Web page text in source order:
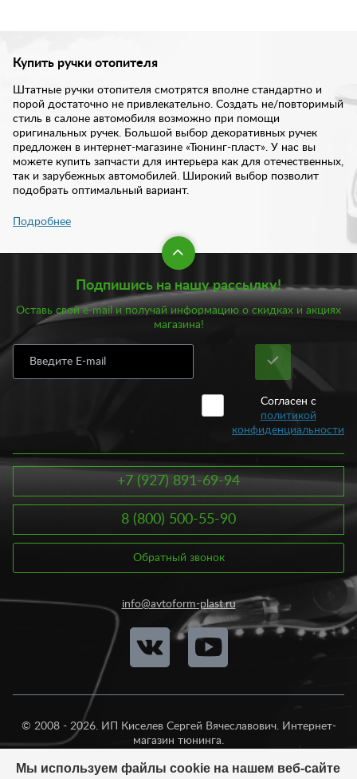
Купить ручки отопителя
Штатные ручки отопителя смотрятся вполне стандартно и
порой достаточно не привлекательно. Создать не/повторимый
стиль в салоне автомобиля возможно при помощи
оригинальных ручек. Большой выбор декоративных ручек
предложен в интернет-магазине «Тюнинг-пласт». У нас вы
можете купить запчасти для интерьера как для отечественных,
так и зарубежных автомобилей. Широкий выбор позволит
подобрать оптимальный вариант.
Классические ручки отопителя салона смотрятся просто и
порой даже портят интерьер автомобиля. Сегодня такие
детали легко заменить на более современные. К тому же, это
не потребует много затрат. В нашем каталоге вы найдете
большой выбор современных ручек отопителя. Все изделия
представлены в едином стиле: все три ручки обладают
эргономичностью и аккуратным дизайном. Изделия прекрасно
вписываются в салон автомобиля, дополняют его и
гармонично сочетаются со всеми остальными элементами
интерьера.
Купить ручки отопителя салона в автомобиль вы можете у нас
по доступной цене. Стоимость варьируется от 1400 рублей. В
нашем ассортименте вы найдете изделия как для
автомобилей ВАЗ, так и для иномарок. Если вы сомневаетесь в
выборе ручек отопителя, наши специалисты помогут вам
подобрать оптимальный вариант. Добавьте изюминку вашему
автомобилю и создайте неповторимый стиль.
Подробнее
Подпишись на нашу рассылку!
Оставь свой e-mail и получай информацию о скидках и акциях
магазина!
Согласен с
политикой
конфиденциальности
+7 (927) 891-69-94
8 (800) 500-55-90
Обратный звонок
info@avtoform-plast.ru
© 2008 - 2026. ИП Киселев Сергей Вячеславович. Интернет-
магазин тюнинга.
Мы используем файлы cookie на нашем веб-сайте